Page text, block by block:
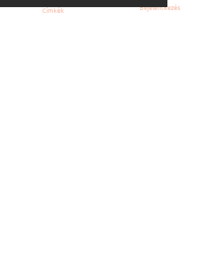
Címkék Bejelentkezés